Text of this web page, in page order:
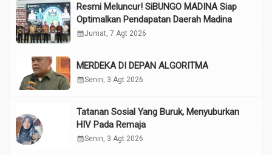
Resmi Meluncur! SiBUNGO MADINA Siap
Optimalkan Pendapatan Daerah Madina
calendar_monthJumat, 7 Agt 2026
MERDEKA DI DEPAN ALGORITMA
calendar_monthSenin, 3 Agt 2026
Tatanan Sosial Yang Buruk, Menyuburkan
HIV Pada Remaja
calendar_monthSenin, 3 Agt 2026